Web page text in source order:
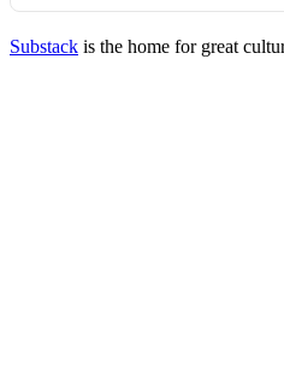
Substack is the home for great